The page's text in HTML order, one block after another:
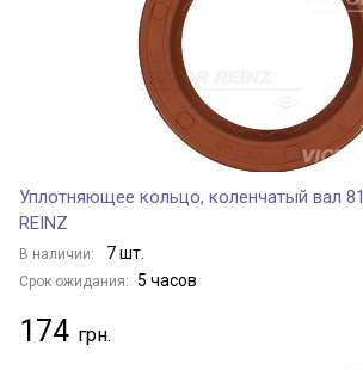
Уплотняющее кольцо, коленчатый вал
REINZ
В наличии: 7 шт.
Срок ожидания: 5 часов
174